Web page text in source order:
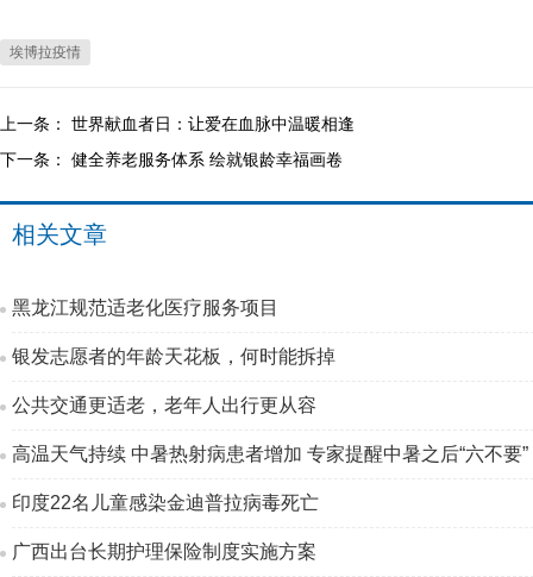
埃博拉疫情
上一条： 世界献血者日：让爱在血脉中温暖相逢
下一条： 健全养老服务体系 绘就银龄幸福画卷
相关文章
黑龙江规范适老化医疗服务项目
银发志愿者的年龄天花板，何时能拆掉
公共交通更适老，老年人出行更从容
高温天气持续 中暑热射病患者增加 专家提醒中暑之后“六不要”
印度22名儿童感染金迪普拉病毒死亡
广西出台长期护理保险制度实施方案